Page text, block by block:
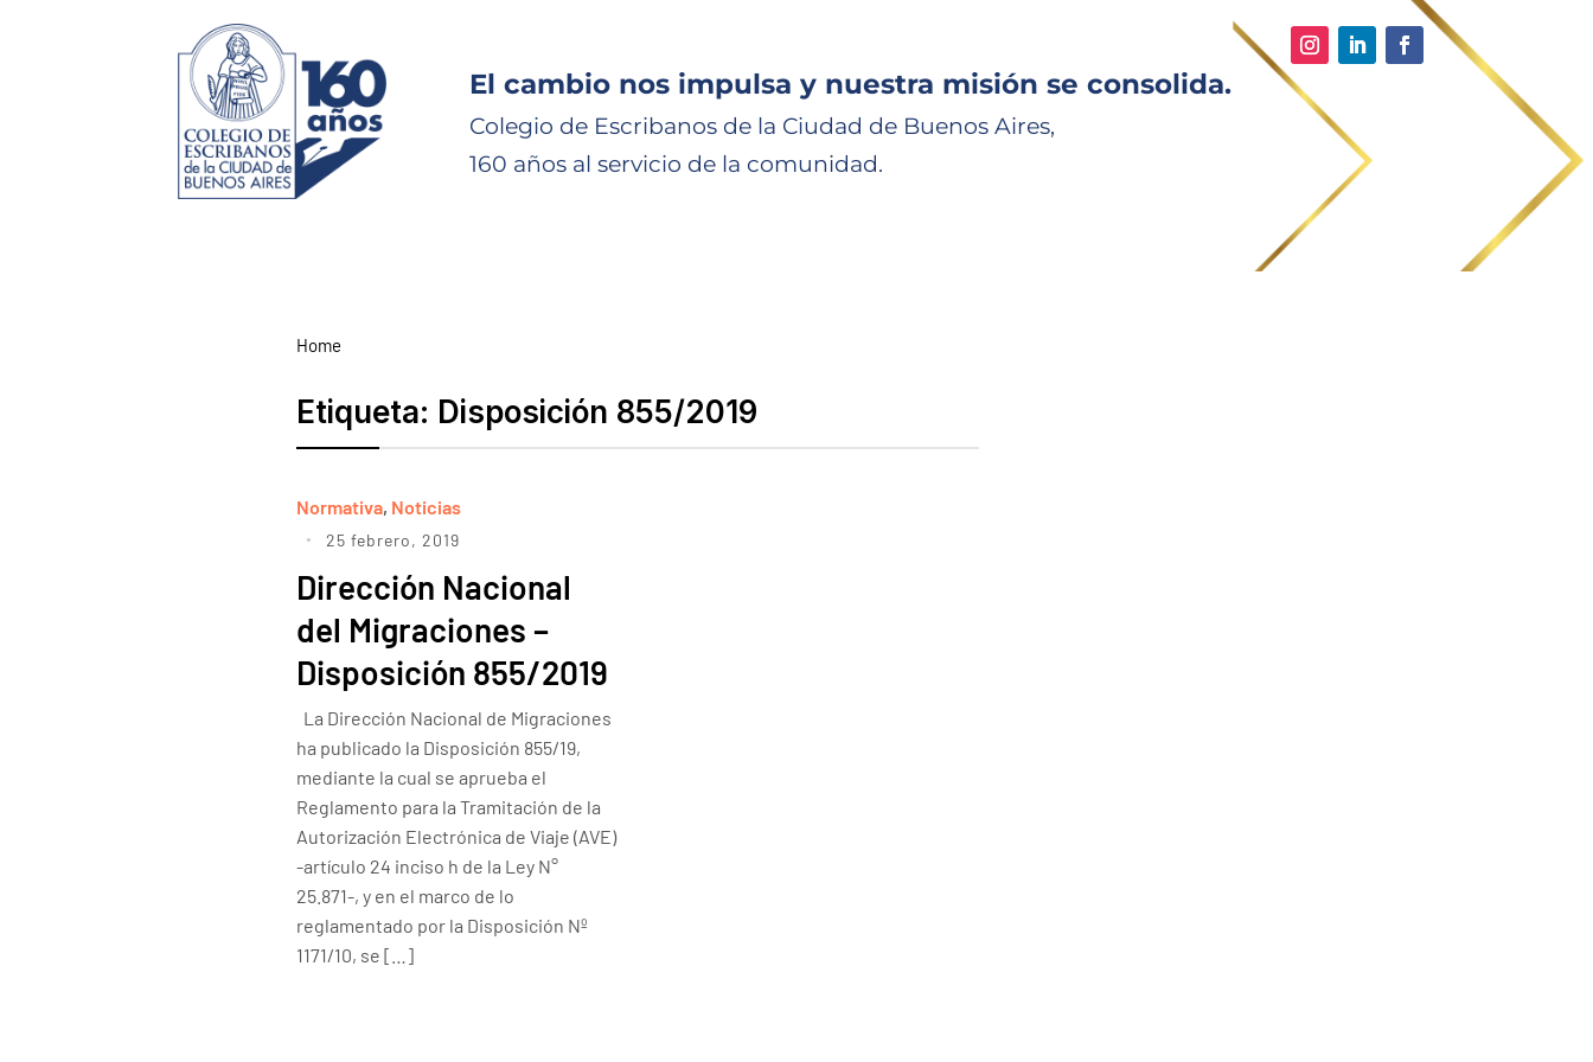
El cambio nos impulsa y nuestra misión se consolida.
Colegio de Escribanos de la Ciudad de Buenos Aires,
160 años al servicio de la comunidad.
Home
Etiqueta: Disposición 855/2019
Normativa, Noticias
25 febrero, 2019
Dirección Nacional
del Migraciones –
Disposición 855/2019
La Dirección Nacional de Migraciones
ha publicado la Disposición 855/19,
mediante la cual se aprueba el
Reglamento para la Tramitación de la
Autorización Electrónica de Viaje (AVE)
-artículo 24 inciso h de la Ley N°
25.871-, y en el marco de lo
reglamentado por la Disposición Nº
1171/10, se […]